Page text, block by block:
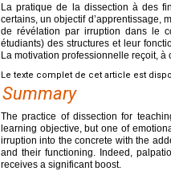
La pratique de la dissection à des
certains, un objectif d’apprentissage,
de révélation par irruption dans le
étudiants) des structures et leur
La motivation professionnelle reçoit, à
Le texte complet de cet article est
Summary
The practice of dissection for
learning objective, but one of
irruption into the concrete with the
and their functioning. Indeed,
receives a significant boost.